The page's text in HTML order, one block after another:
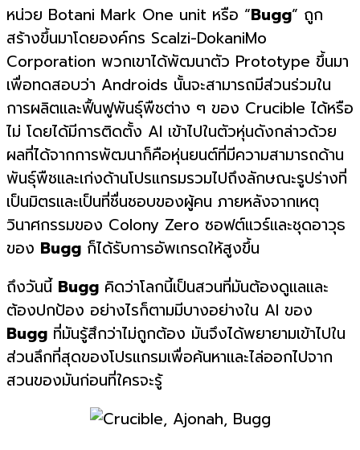
หน่วย Botani Mark One unit หรือ “Bugg” ถูก
สร้างขึ้นมาโดยองค์กร Scalzi-DokaniMo
Corporation พวกเขาได้พัฒนาตัว Prototype ขึ้นมา
เพื่อทดสอบว่า Androids นั้นจะสามารถมีส่วนร่วมใน
การผลิตและฟื้นฟูพันธุ์พืชต่าง ๆ ของ Crucible ได้หรือ
ไม่ โดยได้มีการติดตั้ง AI เข้าไปในตัวหุ่นดังกล่าวด้วย
ผลที่ได้จากการพัฒนาก็คือหุ่นยนต์ที่มีความสามารถด้าน
พันธุ์พืชและเก่งด้านโปรแกรมรวมไปถึงลักษณะรูปร่างที่
เป็นมิตรและเป็นที่ชื่นชอบของผู้คน ภายหลังจากเหตุ
วินาศกรรมของ Colony Zero ซอฟต์แวร์และชุดอาวุธ
ของ Bugg ก็ได้รับการอัพเกรดให้สูงขึ้น
ถึงวันนี้ Bugg คิดว่าโลกนี้เป็นสวนที่มันต้องดูแลและ
ต้องปกป้อง อย่างไรก็ตามมีบางอย่างใน AI ของ
Bugg ที่มันรู้สึกว่าไม่ถูกต้อง มันจึงได้พยายามเข้าไปใน
ส่วนลึกที่สุดของโปรแกรมเพื่อค้นหาและไล่ออกไปจาก
สวนของมันก่อนที่ใครจะรู้